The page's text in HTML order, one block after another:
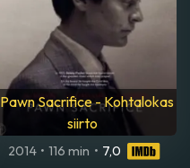
Pawn Sacrifice - Kohtalokas
siirto
2014 • 116 min • 7,0